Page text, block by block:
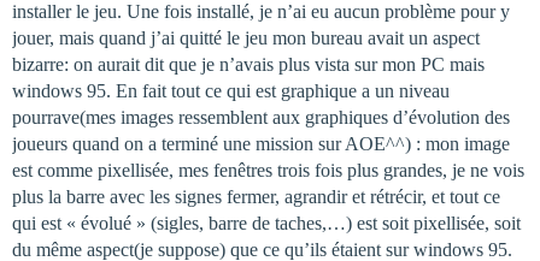
installer le jeu. Une fois installé, je n’ai eu aucun problème pour y
jouer, mais quand j’ai quitté le jeu mon bureau avait un aspect
bizarre: on aurait dit que je n’avais plus vista sur mon PC mais
windows 95. En fait tout ce qui est graphique a un niveau
pourrave(mes images ressemblent aux graphiques d’évolution des
joueurs quand on a terminé une mission sur AOE^^) : mon image
est comme pixellisée, mes fenêtres trois fois plus grandes, je ne vois
plus la barre avec les signes fermer, agrandir et rétrécir, et tout ce
qui est « évolué » (sigles, barre de taches,…) est soit pixellisée, soit
du même aspect(je suppose) que ce qu’ils étaient sur windows 95.